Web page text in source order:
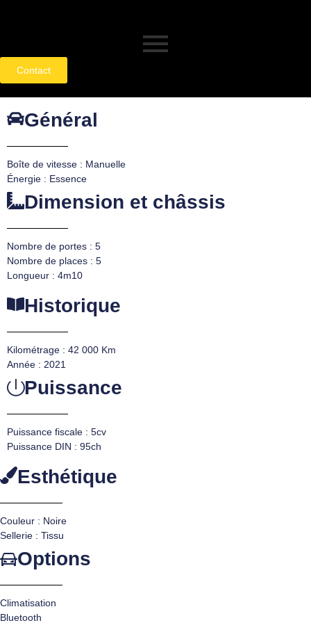
Contact
Général
Boîte de vitesse : Manuelle
Énergie : Essence
Dimension et châssis
Nombre de portes : 5
Nombre de places : 5
Longueur : 4m10
Historique
Kilométrage : 42 000 Km
Année : 2021
Puissance
Puissance fiscale : 5cv
Puissance DIN : 95ch
Esthétique
Couleur : Noire
Sellerie : Tissu
Options
Climatisation
Bluetooth